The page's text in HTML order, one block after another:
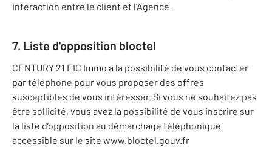
interaction entre le client et l’Agence.
7. Liste d'opposition bloctel
CENTURY 21 EIC Immo a la possibilité de vous contacter
par téléphone pour vous proposer des offres
susceptibles de vous intéresser. Si vous ne souhaitez pas
être sollicité, vous avez la possibilité de vous inscrire sur
la liste d’opposition au démarchage téléphonique
accessible sur le site www.bloctel.gouv.fr